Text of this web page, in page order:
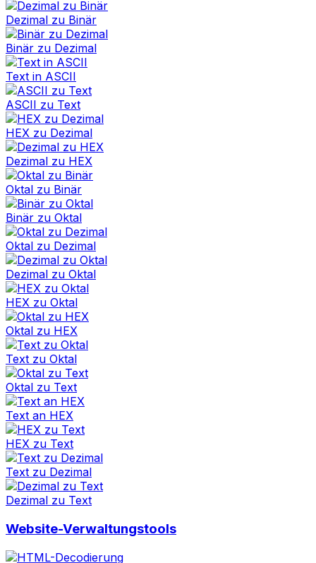
Dezimal zu Binär
Binär zu Dezimal
Text in ASCII
ASCII zu Text
HEX zu Dezimal
Dezimal zu HEX
Oktal zu Binär
Binär zu Oktal
Oktal zu Dezimal
Dezimal zu Oktal
HEX zu Oktal
Oktal zu HEX
Text zu Oktal
Oktal zu Text
Text an HEX
HEX zu Text
Text zu Dezimal
Dezimal zu Text
Website-Verwaltungstools